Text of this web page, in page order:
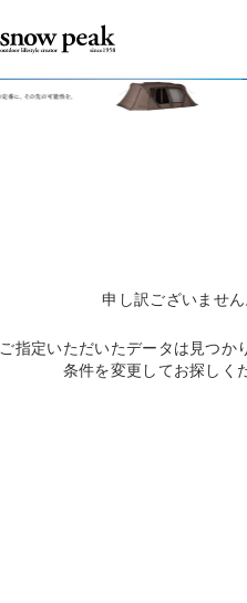
申し訳ございません
ご指定いただいたデータは見つか
条件を変更してお探しく